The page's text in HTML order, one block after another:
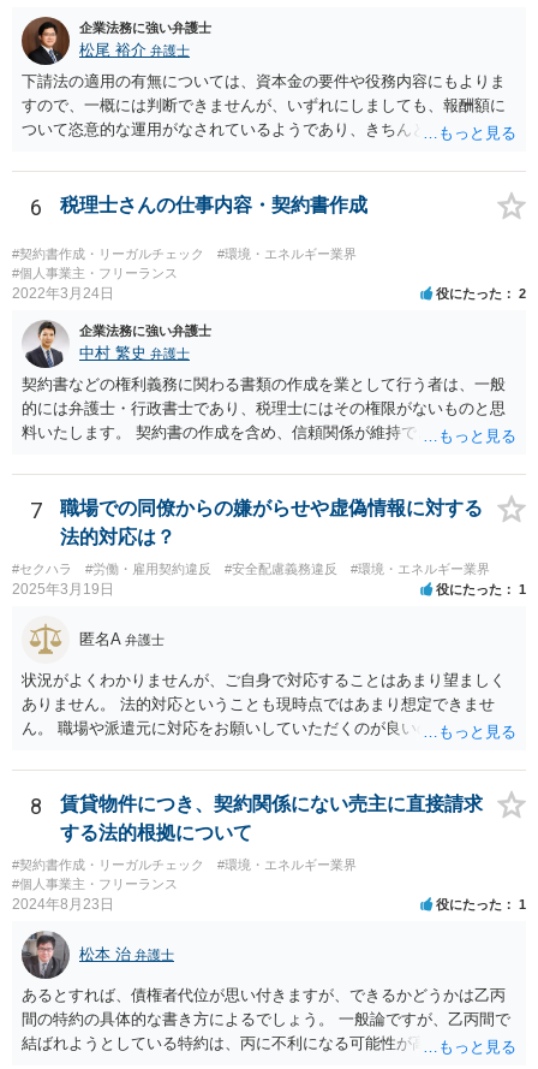
もしれません。 いずれにしても、一度、業務委託契約書や納品した
記事等の証拠を持参の上、お住まいの地域の弁護士に直接相談してみ
てはいかがでしょうか。
企業法務に強い弁護士
松尾 裕介 弁護士
下請法の適用の有無については、資本金の要件や役務内容にもよりま
すので、一概には判断できませんが、いずれにしましても、報酬額に
ついて恣意的な運用がなされているようであり、きちんとした契約書
適用がある場合には、著しく低い下請代金を不当に定めることは禁止
されますが、そうでない場合には、基本的には、双方の合意に基づく
ことになります。 恣意的な運用による報酬の減額分については、当
初の合意に基づき報酬額の支払いが認められる余地があると考えられ
ます。
6 税理士さんの仕事内容・契約書作成
#契約書作成・リーガルチェック
#環境・エネルギー業界
#個人事業主・フリーランス
2022年3月24日 役にたった 2
企業法務に強い弁護士
中村 繁史 弁護士
契約書などの権利義務に関わる書類の作成を業として行う者は、一般
的には弁護士・行政書士であり、税理士にはその権限がないものと思
料いたします。 契約書の作成を含め、信頼関係が維持できないのであ
7
職場での同僚からの嫌がらせや虚偽情報に対する
法的対応は？
#セクハラ #労働・雇用契約違反 #安全配慮義務違反 #環境・エネルギー業界
2025年3月19日 役にたった 1
匿名A 弁護士
状況がよくわかりませんが、ご自身で対応することはあまり望ましく
ありません。 法的対応ということも現時点ではあまり想定できませ
ん。 職場や派遣元に対応をお願いしていただくのが良いのではないで
8
賃貸物件につき、契約関係にない売主に直接請求
する法的根拠について
#契約書作成・リーガルチェック
#環境・エネルギー業界
#個人事業主・フリーランス
2024年8月23日 役にたった 1
松本 治 弁護士
あるとすれば、債権者代位が思い付きますが、できるかどうかは乙丙
間の特約の具体的な書き方によるでしょう。 一般論ですが、乙丙間で
結ばれようとしている特約は、丙に不利になる可能性が高いです。